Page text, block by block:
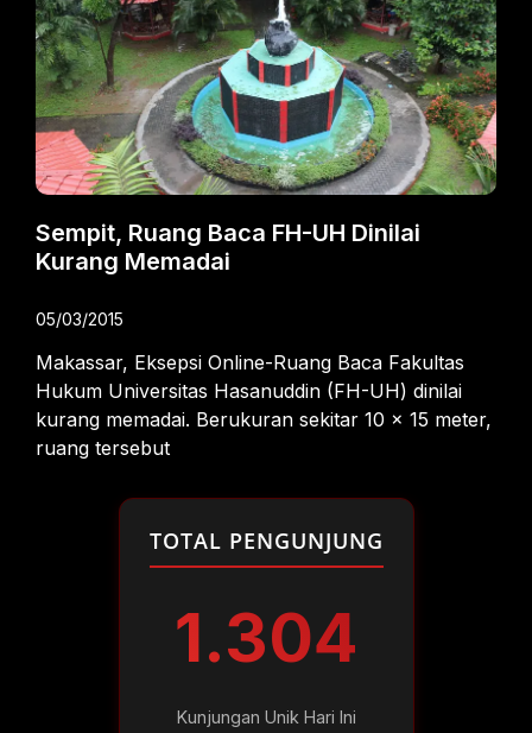
Sempit, Ruang Baca FH-UH Dinilai
Kurang Memadai
05/03/2015
Makassar, Eksepsi Online-Ruang Baca Fakultas
Hukum Universitas Hasanuddin (FH-UH) dinilai
kurang memadai. Berukuran sekitar 10 x 15 meter,
ruang tersebut
TOTAL PENGUNJUNG
1.304
Kunjungan Unik Hari Ini